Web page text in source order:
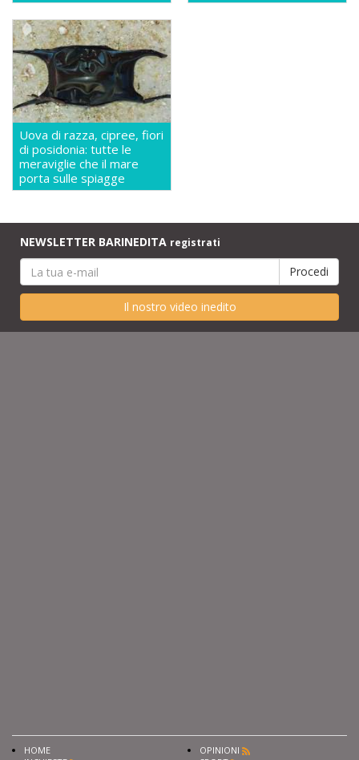
Uova di razza, cipree, fiori
di posidonia: tutte le
meraviglie che il mare
porta sulle spiagge
NEWSLETTER BARINEDITA registrati
Il nostro video inedito
HOME
OPINIONI